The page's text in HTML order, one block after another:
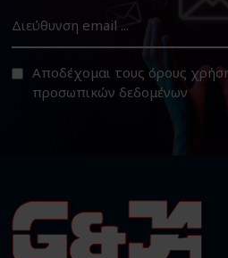
Αποδέχομαι τους όρους
προσωπικών δεδομένων